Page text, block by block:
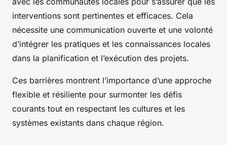
interventions sont pertinentes et efficaces. Cela
nécessite une communication ouverte et une volonté
d’intégrer les pratiques et les connaissances locales
dans la planification et l’exécution des projets.
Ces barrières montrent l’importance d’une approche
flexible et résiliente pour surmonter les défis
courants tout en respectant les cultures et les
systèmes existants dans chaque région.